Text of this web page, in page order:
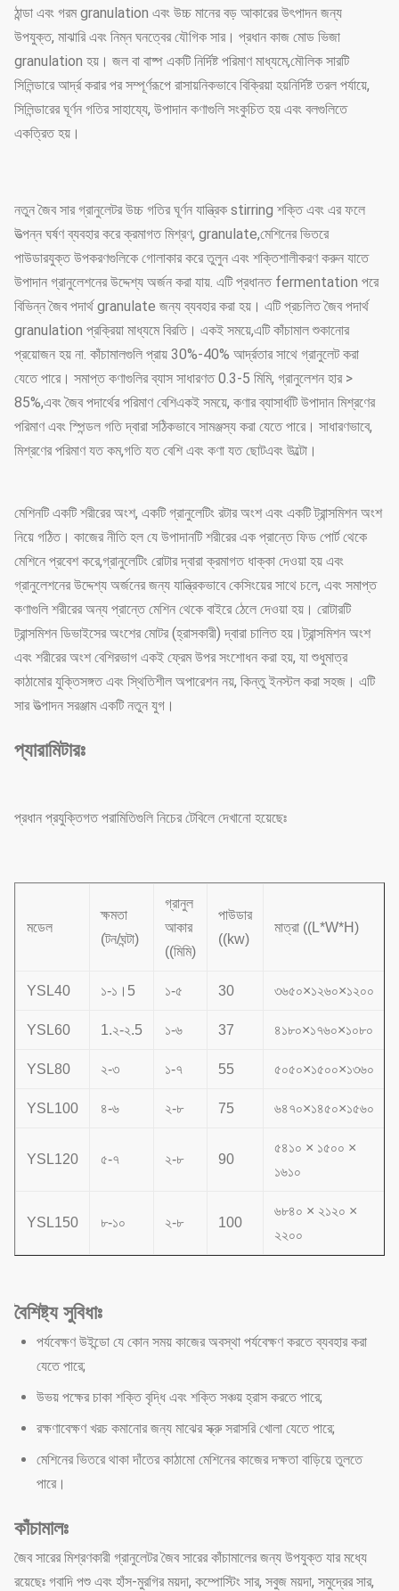
ঠান্ডা এবং গরম granulation এবং উচ্চ মানের বড় আকারের উৎপাদন জন্য
উপযুক্ত, মাঝারি এবং নিম্ন ঘনত্বের যৌগিক সার। প্রধান কাজ মোড ভিজা
granulation হয়। জল বা বাষ্প একটি নির্দিষ্ট পরিমাণ মাধ্যমে,মৌলিক সারটি
সিলিন্ডারে আর্দ্র করার পর সম্পূর্ণরূপে রাসায়নিকভাবে বিক্রিয়া হয়নির্দিষ্ট তরল পর্যায়ে,
সিলিন্ডারের ঘূর্ণন গতির সাহায্যে, উপাদান কণাগুলি সংকুচিত হয় এবং বলগুলিতে
একত্রিত হয়।
নতুন জৈব সার গ্রানুলেটর উচ্চ গতির ঘূর্ণন যান্ত্রিক stirring শক্তি এবং এর ফলে
উত্পন্ন ঘর্ষণ ব্যবহার করে ক্রমাগত মিশ্রণ, granulate,মেশিনের ভিতরে
পাউডারযুক্ত উপকরণগুলিকে গোলাকার করে তুলুন এবং শক্তিশালীকরণ করুন যাতে
উপাদান গ্রানুলেশনের উদ্দেশ্য অর্জন করা যায়. এটি প্রধানত fermentation পরে
বিভিন্ন জৈব পদার্থ granulate জন্য ব্যবহার করা হয়। এটি প্রচলিত জৈব পদার্থ
granulation প্রক্রিয়া মাধ্যমে বিরতি। একই সময়ে,এটি কাঁচামাল শুকানোর
প্রয়োজন হয় না. কাঁচামালগুলি প্রায় 30%-40% আর্দ্রতার সাথে গ্রানুলেট করা
যেতে পারে। সমাপ্ত কণাগুলির ব্যাস সাধারণত 0.3-5 মিমি, গ্রানুলেশন হার >
85%,এবং জৈব পদার্থের পরিমাণ বেশিএকই সময়ে, কণার ব্যাসার্ধটি উপাদান মিশ্রণের
পরিমাণ এবং স্পিন্ডল গতি দ্বারা সঠিকভাবে সামঞ্জস্য করা যেতে পারে। সাধারণভাবে,
মিশ্রণের পরিমাণ যত কম,গতি যত বেশি এবং কণা যত ছোটএবং উল্টো।
মেশিনটি একটি শরীরের অংশ, একটি গ্রানুলেটিং রটার অংশ এবং একটি ট্রান্সমিশন অংশ
নিয়ে গঠিত। কাজের নীতি হল যে উপাদানটি শরীরের এক প্রান্তে ফিড পোর্ট থেকে
মেশিনে প্রবেশ করে,গ্রানুলেটিং রোটার দ্বারা ক্রমাগত ধাক্কা দেওয়া হয় এবং
গ্রানুলেশনের উদ্দেশ্য অর্জনের জন্য যান্ত্রিকভাবে কেসিংয়ের সাথে চলে, এবং সমাপ্ত
কণাগুলি শরীরের অন্য প্রান্তে মেশিন থেকে বাইরে ঠেলে দেওয়া হয়। রোটারটি
ট্রান্সমিশন ডিভাইসের অংশের মোটর (হ্রাসকারী) দ্বারা চালিত হয়।ট্রান্সমিশন অংশ
এবং শরীরের অংশ বেশিরভাগ একই ফ্রেম উপর সংশোধন করা হয়, যা শুধুমাত্র
কাঠামোর যুক্তিসঙ্গত এবং স্থিতিশীল অপারেশন নয়, কিন্তু ইনস্টল করা সহজ। এটি
সার উত্পাদন সরঞ্জাম একটি নতুন যুগ।
প্যারামিটারঃ
প্রধান প্রযুক্তিগত পরামিতিগুলি নিচের টেবিলে দেখানো হয়েছেঃ
মডেল
ক্ষমতা
(টন/ঘন্টা)
গ্রানুল
আকার
((মিমি)
পাউডার
((kw)
মাত্রা ((L*W*H)
YSL40 ১-১।5 ১-৫ 30 ৩৬৫০×১২৬০×১২০০
YSL60 1.২-২.5 ১-৬ 37 ৪১৮০×১৭৬০×১০৮০
YSL80 ২-৩ ১-৭ 55 ৫০৫০×১৫০০×১৩৬০
YSL100 ৪-৬ ২-৮ 75 ৬৪৭০×১৪৫০×১৫৬০
YSL120 ৫-৭ ২-৮ 90
৫৪১০ × ১৫০০ ×
১৬১০
YSL150 ৮-১০ ২-৮ 100
৬৮৪০ × ২১২০ ×
২২০০
বৈশিষ্ট্য সুবিধাঃ
পর্যবেক্ষণ উইন্ডো যে কোন সময় কাজের অবস্থা পর্যবেক্ষণ করতে ব্যবহার করা
যেতে পারে;
উভয় পক্ষের চাকা শক্তি বৃদ্ধি এবং শক্তি সঞ্চয় হ্রাস করতে পারে;
রক্ষণাবেক্ষণ খরচ কমানোর জন্য মাঝের স্ক্রু সরাসরি খোলা যেতে পারে;
মেশিনের ভিতরে থাকা দাঁতের কাঠামো মেশিনের কাজের দক্ষতা বাড়িয়ে তুলতে
পারে।
কাঁচামালঃ
জৈব সারের মিশ্রণকারী গ্রানুলেটর জৈব সারের কাঁচামালের জন্য উপযুক্ত যার মধ্যে
রয়েছেঃ গবাদি পশু এবং হাঁস-মুরগির ময়দা, কম্পোস্টিং সার, সবুজ ময়দা, সমুদ্রের সার,